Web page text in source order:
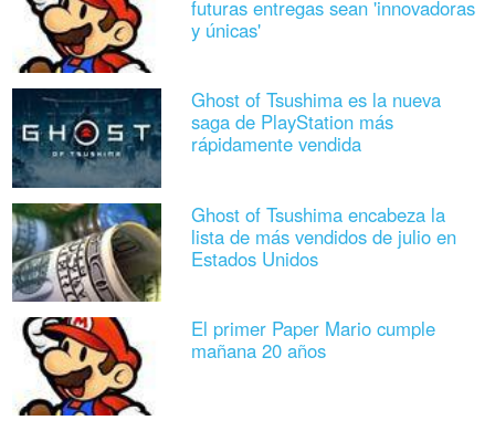
futuras entregas sean 'innovadoras
y únicas'
Ghost of Tsushima es la nueva
saga de PlayStation más
rápidamente vendida
Ghost of Tsushima encabeza la
lista de más vendidos de julio en
Estados Unidos
El primer Paper Mario cumple
mañana 20 años